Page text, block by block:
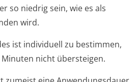
so niedrig sein, wie es als
wird.
ist individuell zu bestimmen,
Minuten nicht übersteigen.